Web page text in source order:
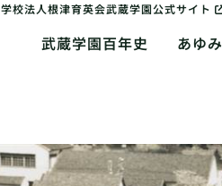
学校法人根津育英会武蔵学園公式サイト
武蔵学園百年史 あゆみ